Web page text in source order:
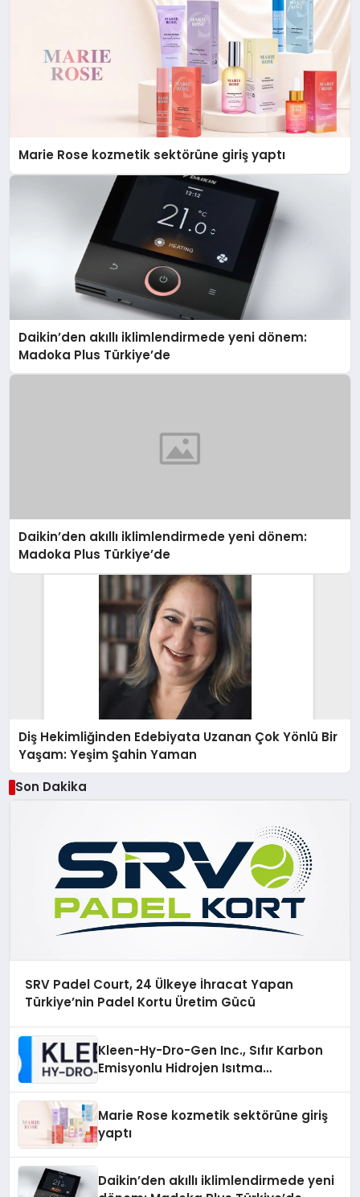
Marie Rose kozmetik sektörüne giriş yaptı
Daikin’den akıllı iklimlendirmede yeni dönem:
Madoka Plus Türkiye’de
Daikin’den akıllı iklimlendirmede yeni dönem:
Madoka Plus Türkiye’de
Diş Hekimliğinden Edebiyata Uzanan Çok Yönlü Bir
Yaşam: Yeşim Şahin Yaman
Son Dakika
SRV Padel Court, 24 Ülkeye İhracat Yapan
Türkiye’nin Padel Kortu Üretim Gücü
Kleen-Hy-Dro-Gen Inc., Sıfır Karbon
Emisyonlu Hidrojen Isıtma
Marie Rose kozmetik sektörüne giriş
yaptı
Daikin’den akıllı iklimlendirmede yeni